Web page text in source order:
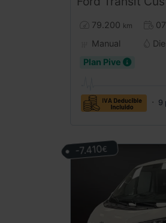
79.200 km
Manual
Plan Pive
9
-7.410€